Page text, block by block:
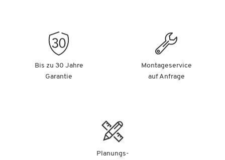
Bis zu 30 Jahre
Garantie
Montageservice
auf Anfrage
Planungs-